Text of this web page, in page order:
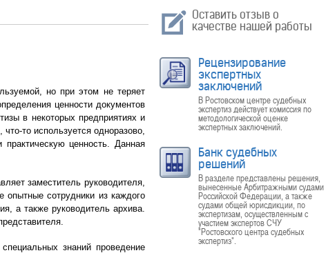
но при этом не теряет
ценности документов
в некоторых предприятиях и
то используется одноразово,
ценность. Данная
заместитель руководителя,
сотрудники из каждого
а также руководитель архива.
знаний проведение
Оставить отзыв о
качестве нашей работы
Рецензирование
экспертных
заключений
В Ростовском центре судебных
экспертиз действует комиссия по
методологической оценке
экспертных заключений.
Банк судебных
решений
В разделе представлены решения,
вынесенные Арбитражными судами
Российской Федерации, а также
судами общей юрисдикции, по
экспертизам, осуществленным с
участием экспертов СЧУ
"Ростовского центра судебных
экспертиз".